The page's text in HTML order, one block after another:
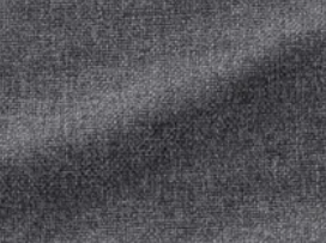
3 pl, avec méridienne/Lejde gris/noir
pl av méridienne, Gunnared gris moyen